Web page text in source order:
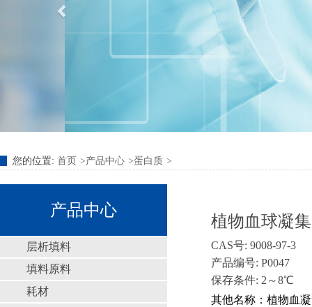
您的位置: 首页 产品中心 蛋白质
产品中心
层析填料
填料原料
耗材
植物血球凝
CAS号: 9008-97-3
产品编号: P0047
保存条件: 2～8℃
其他名称：植物血